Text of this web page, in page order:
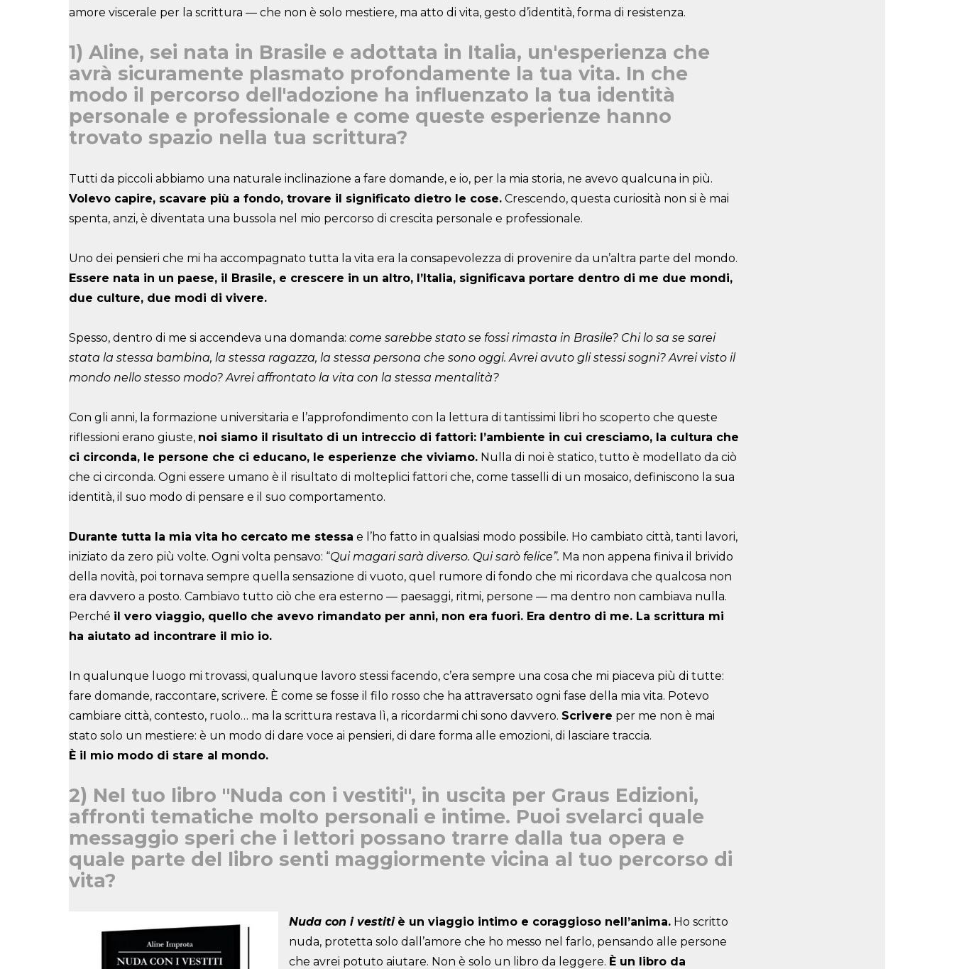
amore viscerale per la scrittura — che non è solo mestiere, ma atto di vita, gesto d’identità, forma di resistenza.
1) Aline, sei nata in Brasile e adottata in Italia, un'esperienza che
avrà sicuramente plasmato profondamente la tua vita. In che
modo il percorso dell'adozione ha influenzato la tua identità
personale e professionale e come queste esperienze hanno
trovato spazio nella tua scrittura?
Tutti da piccoli abbiamo una naturale inclinazione a fare domande, e io, per la mia storia, ne avevo qualcuna in più.
Volevo capire, scavare più a fondo, trovare il significato dietro le cose. Crescendo, questa curiosità non si è mai
spenta, anzi, è diventata una bussola nel mio percorso di crescita personale e professionale.
Uno dei pensieri che mi ha accompagnato tutta la vita era la consapevolezza di provenire da un’altra parte del mondo.
Essere nata in un paese, il Brasile, e crescere in un altro, l’Italia, significava portare dentro di me due mondi,
due culture, due modi di vivere.
Spesso, dentro di me si accendeva una domanda: come sarebbe stato se fossi rimasta in Brasile? Chi lo sa se sarei
stata la stessa bambina, la stessa ragazza, la stessa persona che sono oggi. Avrei avuto gli stessi sogni? Avrei visto il
mondo nello stesso modo? Avrei affrontato la vita con la stessa mentalità?
Con gli anni, la formazione universitaria e l’approfondimento con la lettura di tantissimi libri ho scoperto che queste
riflessioni erano giuste, noi siamo il risultato di un intreccio di fattori: l’ambiente in cui cresciamo, la cultura che
ci circonda, le persone che ci educano, le esperienze che viviamo. Nulla di noi è statico, tutto è modellato da ciò
che ci circonda. Ogni essere umano è il risultato di molteplici fattori che, come tasselli di un mosaico, definiscono la sua
identità, il suo modo di pensare e il suo comportamento.
Durante tutta la mia vita ho cercato me stessa e l’ho fatto in qualsiasi modo possibile. Ho cambiato città, tanti lavori,
iniziato da zero più volte. Ogni volta pensavo: “Qui magari sarà diverso. Qui sarò felice”. Ma non appena finiva il brivido
della novità, poi tornava sempre quella sensazione di vuoto, quel rumore di fondo che mi ricordava che qualcosa non
era davvero a posto. Cambiavo tutto ciò che era esterno — paesaggi, ritmi, persone — ma dentro non cambiava nulla.
Perché il vero viaggio, quello che avevo rimandato per anni, non era fuori. Era dentro di me. La scrittura mi
ha aiutato ad incontrare il mio io.
In qualunque luogo mi trovassi, qualunque lavoro stessi facendo, c’era sempre una cosa che mi piaceva più di tutte:
fare domande, raccontare, scrivere. È come se fosse il filo rosso che ha attraversato ogni fase della mia vita. Potevo
cambiare città, contesto, ruolo… ma la scrittura restava lì, a ricordarmi chi sono davvero. Scrivere per me non è mai
stato solo un mestiere: è un modo di dare voce ai pensieri, di dare forma alle emozioni, di lasciare traccia.
È il mio modo di stare al mondo.
2) Nel tuo libro "Nuda con i vestiti", in uscita per Graus Edizioni,
affronti tematiche molto personali e intime. Puoi svelarci quale
messaggio speri che i lettori possano trarre dalla tua opera e
quale parte del libro senti maggiormente vicina al tuo percorso di
vita?
Nuda con i vestiti è un viaggio intimo e coraggioso nell’anima. Ho scritto
nuda, protetta solo dall’amore che ho messo nel farlo, pensando alle persone
che avrei potuto aiutare. Non è solo un libro da leggere. È un libro da